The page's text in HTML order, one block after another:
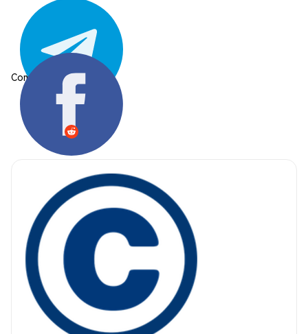
Compartir: